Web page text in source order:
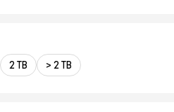
2 TB > 2 TB